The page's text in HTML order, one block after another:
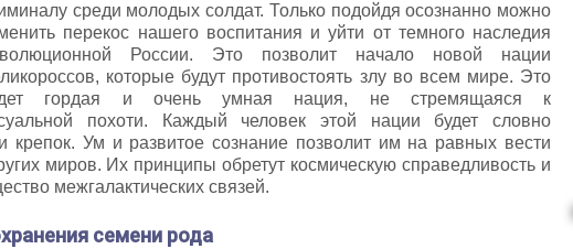
среди молодых солдат. Только подойдя осознанно можно
перекос нашего воспитания и уйти от темного наследия
России. Это позволит начало новой нации
которые будут противостоять злу во всем мире. Это
гордая и очень умная нация, не стремящаяся к
похоти. Каждый человек этой нации будет словно
крепок. Ум и развитое сознание позволит им на равных вести
миров. Их принципы обретут космическую справедливость и
межгалактических связей.
семени рода